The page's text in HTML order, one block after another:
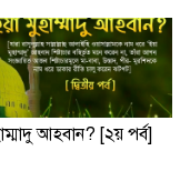
আহবান? [২য় পর্ব]